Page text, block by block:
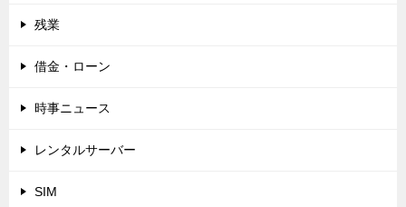
残業
借金・ローン
時事ニュース
レンタルサーバー
SIM